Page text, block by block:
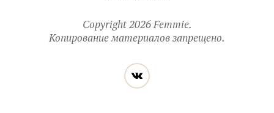
Copyright 2026 Femmie.
Копирование материалов запрещено.
Читайте
нас
в социальных